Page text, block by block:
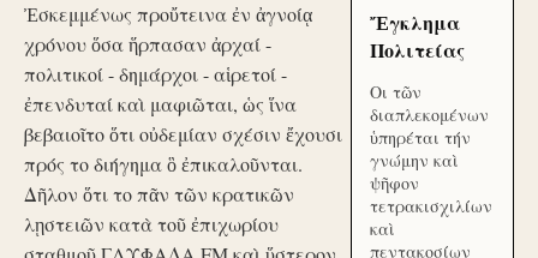
Ἐσκεμμένως προὔτεινα ἐν ἀγνοίᾳ
χρόνου ὅσα ἥρπασαν ἀρχαί -
πολιτικοί - δημάρχοι - αἱρετοί -
ἐπενδυταί καὶ μαφιῶται, ὡς ἵνα
βεβαιοῖτο ὅτι οὐδεμίαν σχέσιν ἔχουσι
πρός το διήγημα ὃ ἐπικαλοῦνται.
Δῆλον ὅτι το πᾶν τῶν κρατικῶν
λῃστειῶν κατὰ τοῦ ἐπιχωρίου
Ἔγκλημα
Πολιτείας
Οι τῶν
διαπλεκομένων
ὑπηρέται τήν
γνώμην καὶ
ψῆφον
τετρακισχιλίων
καὶ
πεντακοσίων